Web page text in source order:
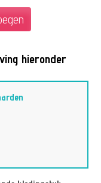
hieronder